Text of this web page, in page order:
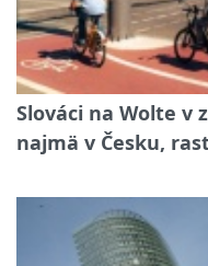
Slováci na Wolte v
najmä v Česku,